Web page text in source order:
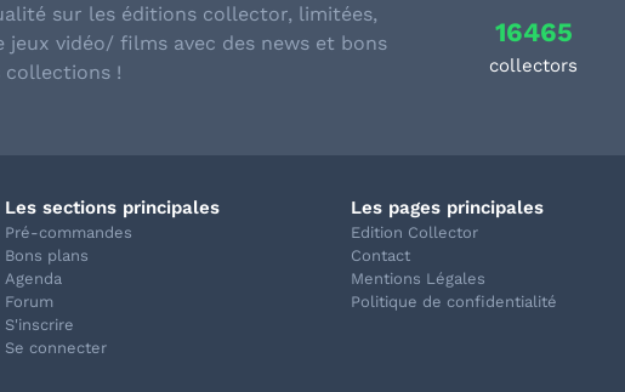
sur les éditions collector, limitées,
jeux vidéo/ films avec des news et bons
!
16465
collectors
Les sections principales
Pré-commandes
Bons plans
Agenda
Forum
S'inscrire
Se connecter
Les pages principales
Edition Collector
Contact
Mentions Légales
Politique de confidentialité